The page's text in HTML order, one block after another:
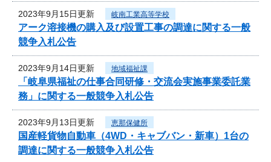
2023年9月15日更新 岐南工業高等学校
アーク溶接機の購入及び設置工事の調達に関する一般
競争入札公告
2023年9月14日更新 地域福祉課
「岐阜県福祉の仕事合同研修・交流会実施事業委託業
務」に関する一般競争入札公告
2023年9月13日更新 恵那保健所
国産軽貨物自動車（4WD・キャブバン・新車）1台の
調達に関する一般競争入札公告